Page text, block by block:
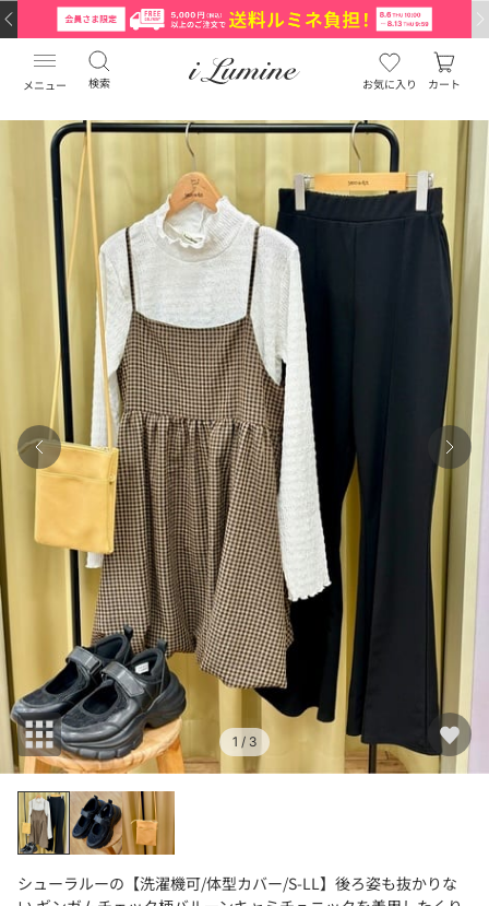
メニュー 検索 お気に入り カート
1 / 3
シューラルーの【洗濯機可/体型カバー/S-LL】後ろ姿も抜かりな